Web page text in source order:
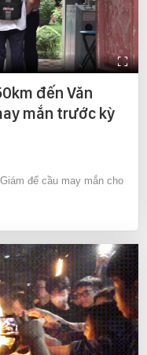
đến Văn
mắn trước kỳ
để cầu may mắn cho